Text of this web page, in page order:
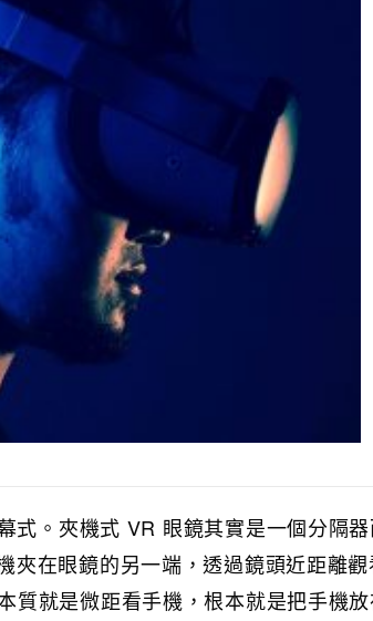
。夾機式 VR 眼鏡其實是一個分隔器
夾在眼鏡的另一端，透過鏡頭近距離
質就是微距看手機，根本就是把手機